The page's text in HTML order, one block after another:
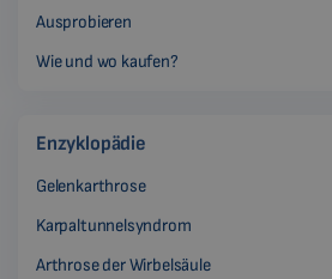
Ausprobieren
Wie und wo kaufen?
Enzyklopädie
Gelenkarthrose
Karpaltunnelsyndrom
Arthrose der Wirbelsäule